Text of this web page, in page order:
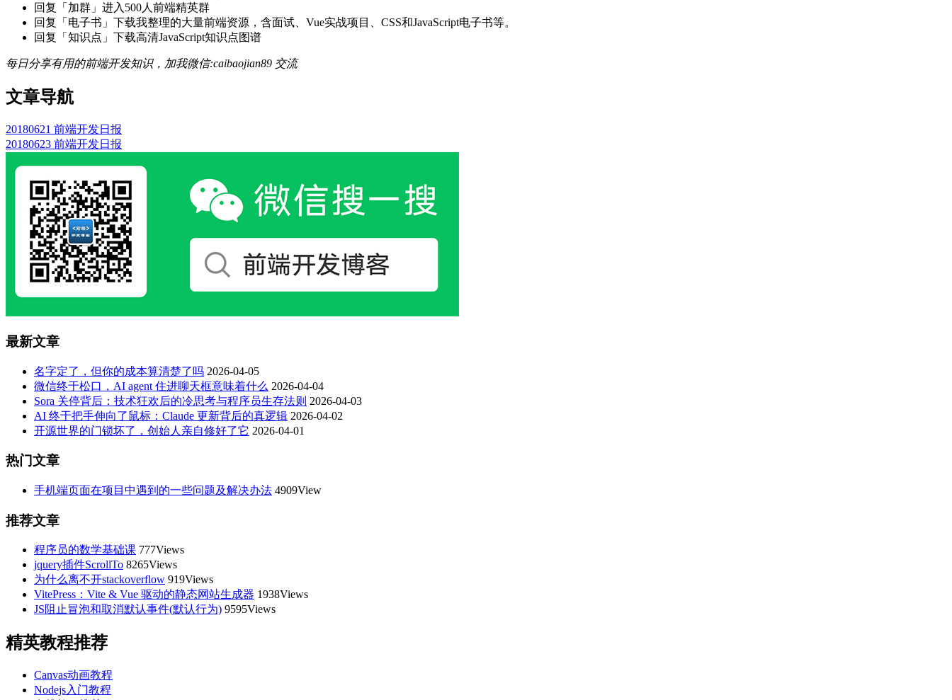
回复「加群」进入500人前端精英群
回复「电子书」下载我整理的大量前端资源，含面试、Vue实战项目、CSS和JavaScript电子书等。
回复「知识点」下载高清JavaScript知识点图谱
每日分享有用的前端开发知识，加我微信:caibaojian89 交流
文章导航
20180621 前端开发日报
20180623 前端开发日报
最新文章
名字定了，但你的成本算清楚了吗 2026-04-05
微信终于松口，AI agent 住进聊天框意味着什么 2026-04-04
Sora 关停背后：技术狂欢后的冷思考与程序员生存法则 2026-04-03
AI 终于把手伸向了鼠标：Claude 更新背后的真逻辑 2026-04-02
开源世界的门锁坏了，创始人亲自修好了它 2026-04-01
热门文章
手机端页面在项目中遇到的一些问题及解决办法 4909View
推荐文章
程序员的数学基础课 777Views
jquery插件ScrollTo 8265Views
为什么离不开stackoverflow 919Views
VitePress：Vite & Vue 驱动的静态网站生成器 1938Views
JS阻止冒泡和取消默认事件(默认行为) 9595Views
精英教程推荐
Canvas动画教程
Nodejs入门教程